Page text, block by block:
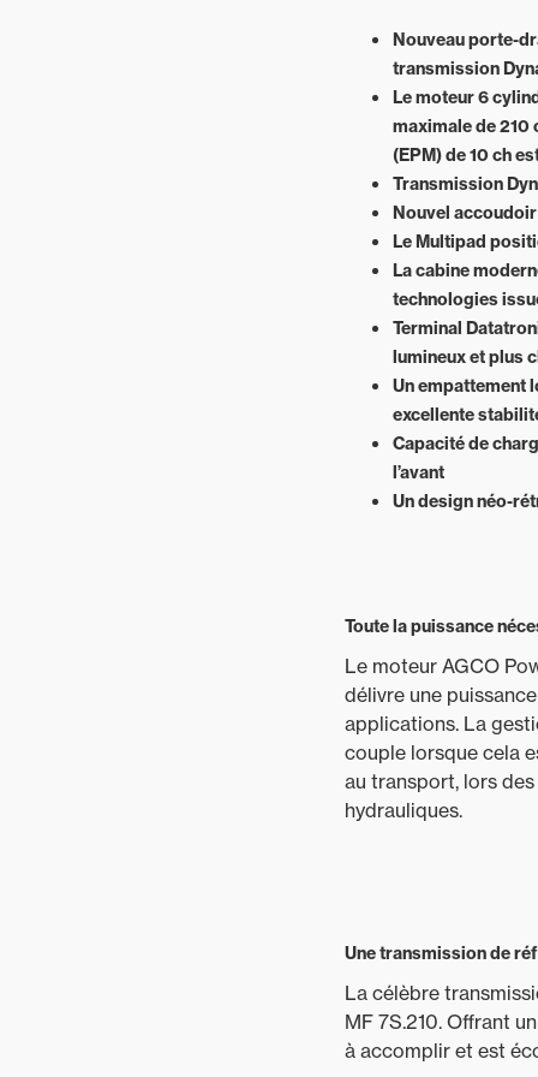
Nouveau porte-
transmission
Le moteur 6
maximale de 210
(EPM) de 10 ch
Transmission
Nouvel
Le Multipad
La cabine
technologies
Terminal
lumineux et plus
Un empattement
excellente
Capacité de
l’avant
Un design néo-
Toute la puissance
Le moteur AGCO
délivre une
applications. La
couple lorsque cela
au transport, lors
hydrauliques.
Une transmission de
La célèbre
MF 7S.210. Offrant
à accomplir et est